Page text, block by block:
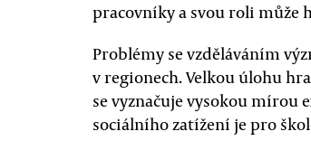
pracovníky a svou roli může
Problémy se vzděláváním
v regionech. Velkou úlohu
se vyznačuje vysokou mírou
sociálního zatížení je pro